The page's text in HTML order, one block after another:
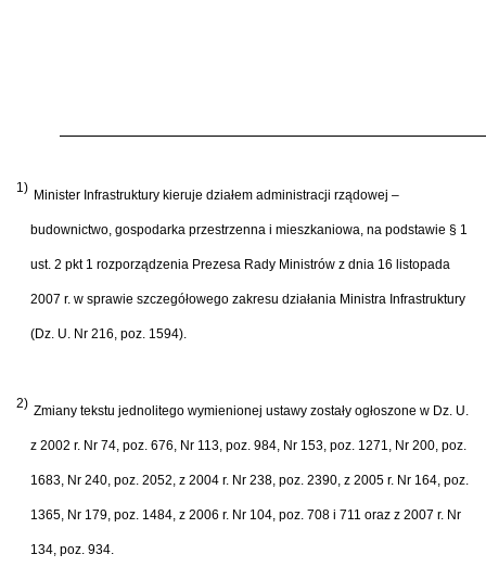
1) Minister Infrastruktury kieruje działem administracji rządowej –
budownictwo, gospodarka przestrzenna i mieszkaniowa, na podstawie § 1
ust. 2 pkt 1 rozporządzenia Prezesa Rady Ministrów z dnia 16 listopada
2007 r. w sprawie szczegółowego zakresu działania Ministra Infrastruktury
(Dz. U. Nr 216, poz. 1594).
2) Zmiany tekstu jednolitego wymienionej ustawy zostały ogłoszone w Dz. U.
z 2002 r. Nr 74, poz. 676, Nr 113, poz. 984, Nr 153, poz. 1271, Nr 200, poz.
1683, Nr 240, poz. 2052, z 2004 r. Nr 238, poz. 2390, z 2005 r. Nr 164, poz.
1365, Nr 179, poz. 1484, z 2006 r. Nr 104, poz. 708 i 711 oraz z 2007 r. Nr
134, poz. 934.